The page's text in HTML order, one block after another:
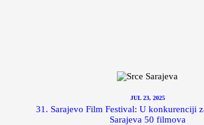
JUL 23, 2025
31. Sarajevo Film Festival: U konkurenciji
Sarajeva 50 filmova